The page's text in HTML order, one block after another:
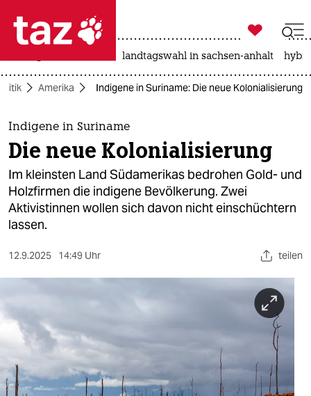
 taz zahl ich
taz zahl ich
themen
politik
öko
gesellschaft
kultur
sport
berlin
nord
wahrheit

taz zahl ich
landtagswahl in sachsen-anhalt
Amerika Indigene in Suriname: Die neue Kolonialisierung
Indigene in Suriname
Die neue Kolonialisierung
Im kleinsten Land Südamerikas bedrohen Gold- und
Holzfirmen die indigene Bevölkerung. Zwei
Aktivistinnen wollen sich davon nicht einschüchtern
lassen.
12.9.2025 14:49 Uhr teilen